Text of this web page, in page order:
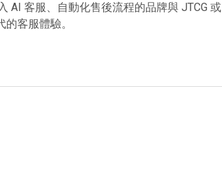
AI 客服、自動化售後流程的品牌與 JTCG 或
客服體驗。